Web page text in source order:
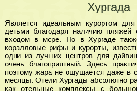
Хургада
Является идеальным курортом
детьми благодаря наличию
входом в море. Но в Хургаде
коралловые рифы и курорты,
одни из лучших центров для
очень благоприятный. Здесь
поэтому жара не ощущается даже в
месяцы. Отели Хургады абсолютно
как отельные комплексы с